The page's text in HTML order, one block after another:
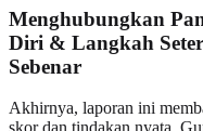
Menghubungkan
Diri & Langkah
Sebenar
Akhirnya, laporan ini